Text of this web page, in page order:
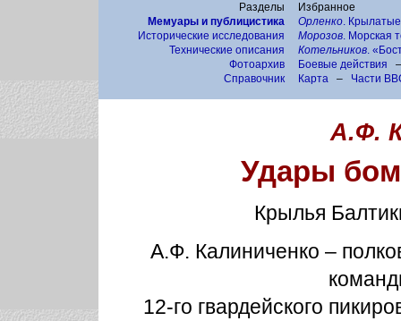
Разделы
Мемуары и публицистика
Исторические исследования
Технические описания
Фотоархив
Справочник
Избранное
Орленко.
Морозов. Морская
Котельников.
Боевые действия
Карта– Части
А.Ф.
Удары
Крылья
А.Ф. Калиниченко –
12-го гвардейского